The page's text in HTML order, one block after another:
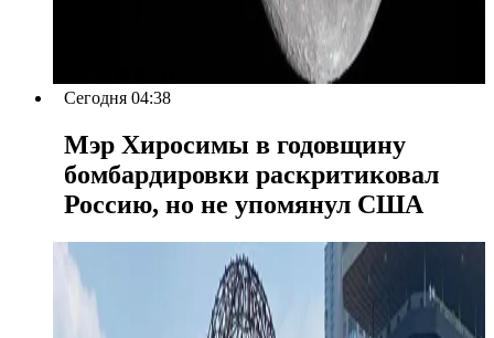
Сегодня 04:38
Мэр Хиросимы в годовщину
бомбардировки раскритиковал
Россию, но не упомянул США